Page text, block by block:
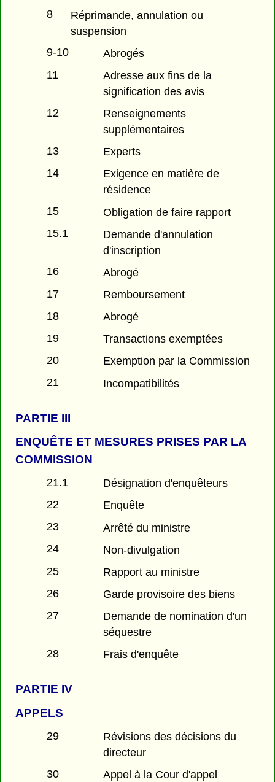
8
Réprimande, annulation ou
suspension
9-10
Abrogés
11
Adresse aux fins de la
signification des avis
12
Renseignements
supplémentaires
13
Experts
14
Exigence en matière de
résidence
15
Obligation de faire rapport
15.1
Demande d'annulation
d'inscription
16
Abrogé
17
Remboursement
18
Abrogé
19
Transactions exemptées
20
Exemption par la Commission
21
Incompatibilités
PARTIE III
ENQUÊTE ET MESURES PRISES PAR LA
COMMISSION
21.1
Désignation d'enquêteurs
22
Enquête
23
Arrêté du ministre
24
Non-divulgation
25
Rapport au ministre
26
Garde provisoire des biens
27
Demande de nomination d'un
séquestre
28
Frais d'enquête
PARTIE IV
APPELS
29
Révisions des décisions du
directeur
30
Appel à la Cour d'appel